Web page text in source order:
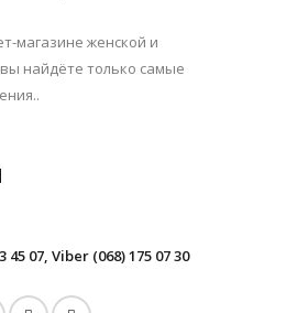
магазине женской и
найдёте только самые
45 07, Viber (068) 175 07 30